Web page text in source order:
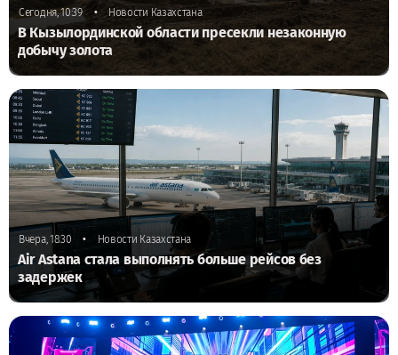
Сегодня, 10:39 • Новости Казахстана
В Кызылординской области пресекли незаконную
добычу золота
Вчера, 18:30 • Новости Казахстана
Air Astana стала выполнять больше рейсов без
задержек